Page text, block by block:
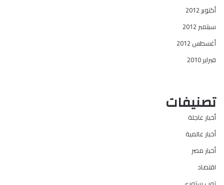
أكتوبر 2012
سبتمبر 2012
أغسطس 2012
فبراير 2010
تصنيفات
أخبار عاجلة
أخبار عالمية
أخبار مصر
اقتصاد